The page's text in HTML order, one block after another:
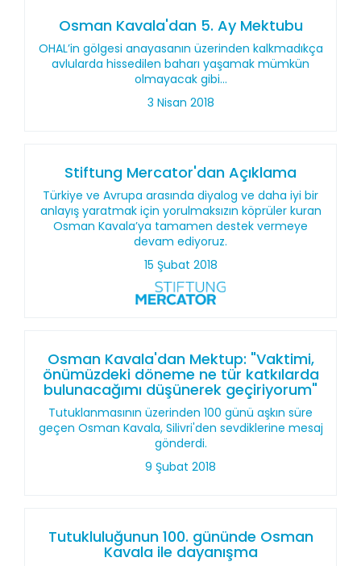
Osman Kavala'dan 5. Ay Mektubu
OHAL’in gölgesi anayasanın üzerinden kalkmadıkça
avlularda hissedilen baharı yaşamak mümkün
olmayacak gibi...
3 Nisan 2018
Stiftung Mercator'dan Açıklama
Türkiye ve Avrupa arasında diyalog ve daha iyi bir
anlayış yaratmak için yorulmaksızın köprüler kuran
Osman Kavala’ya tamamen destek vermeye
devam ediyoruz.
15 Şubat 2018
Osman Kavala'dan Mektup: "Vaktimi,
önümüzdeki döneme ne tür katkılarda
bulunacağımı düşünerek geçiriyorum"
Tutuklanmasının üzerinden 100 günü aşkın süre
geçen Osman Kavala, Silivri'den sevdiklerine mesaj
gönderdi.
9 Şubat 2018
Tutukluluğunun 100. gününde Osman
Kavala ile dayanışma